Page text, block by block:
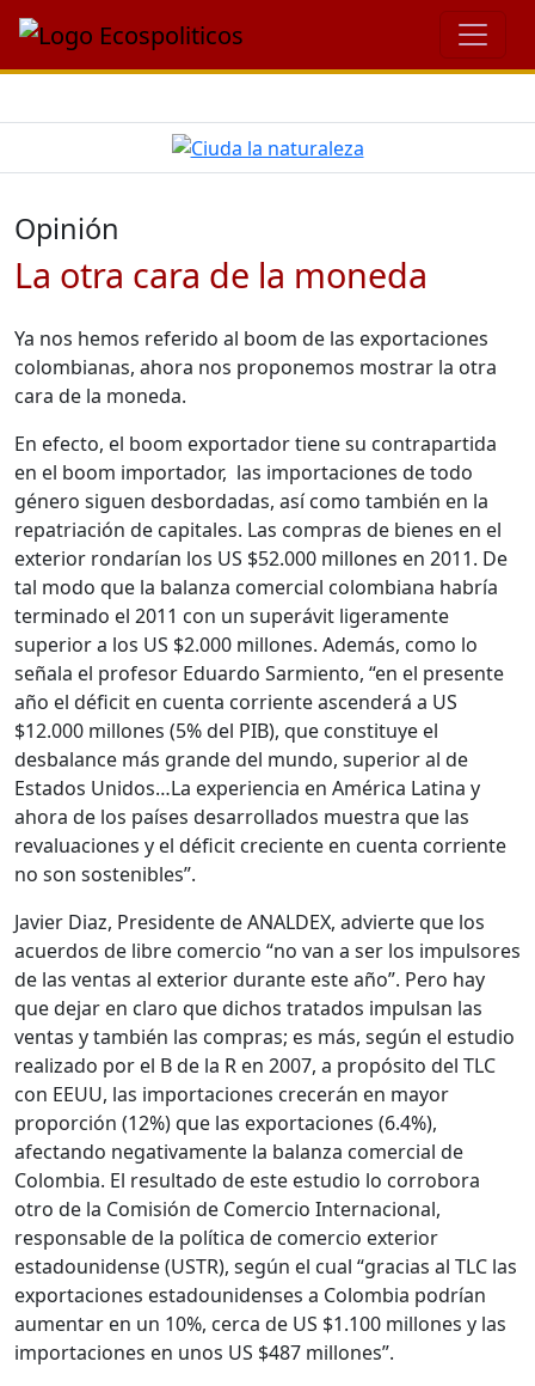
Opinión
La otra cara de la moneda
Ya nos hemos referido al boom de las exportaciones
colombianas, ahora nos proponemos mostrar la otra
cara de la moneda.
En efecto, el boom exportador tiene su contrapartida
en el boom importador, las importaciones de todo
género siguen desbordadas, así como también en la
repatriación de capitales. Las compras de bienes en el
exterior rondarían los US $52.000 millones en 2011. De
tal modo que la balanza comercial colombiana habría
terminado el 2011 con un superávit ligeramente
superior a los US $2.000 millones. Además, como lo
señala el profesor Eduardo Sarmiento, “en el presente
año el déficit en cuenta corriente ascenderá a US
$12.000 millones (5% del PIB), que constituye el
desbalance más grande del mundo, superior al de
Estados Unidos…La experiencia en América Latina y
ahora de los países desarrollados muestra que las
revaluaciones y el déficit creciente en cuenta corriente
no son sostenibles”.
Javier Diaz, Presidente de ANALDEX, advierte que los
acuerdos de libre comercio “no van a ser los impulsores
de las ventas al exterior durante este año”. Pero hay
que dejar en claro que dichos tratados impulsan las
ventas y también las compras; es más, según el estudio
realizado por el B de la R en 2007, a propósito del TLC
con EEUU, las importaciones crecerán en mayor
proporción (12%) que las exportaciones (6.4%),
afectando negativamente la balanza comercial de
Colombia. El resultado de este estudio lo corrobora
otro de la Comisión de Comercio Internacional,
responsable de la política de comercio exterior
estadounidense (USTR), según el cual “gracias al TLC las
exportaciones estadounidenses a Colombia podrían
aumentar en un 10%, cerca de US $1.100 millones y las
importaciones en unos US $487 millones”.